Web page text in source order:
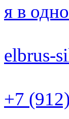
я в
elbrus-
+7